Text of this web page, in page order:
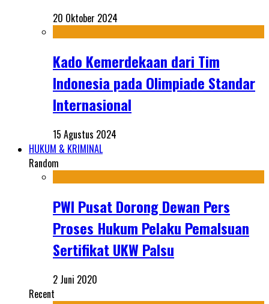
20 Oktober 2024
Kado Kemerdekaan dari Tim
Indonesia pada Olimpiade Standar
Internasional
15 Agustus 2024
HUKUM & KRIMINAL
Random
PWI Pusat Dorong Dewan Pers
Proses Hukum Pelaku Pemalsuan
Sertifikat UKW Palsu
2 Juni 2020
Recent